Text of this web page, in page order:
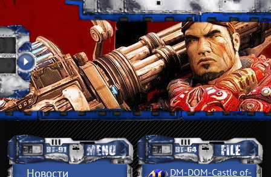
Новости
DM-DOM-Castle of­